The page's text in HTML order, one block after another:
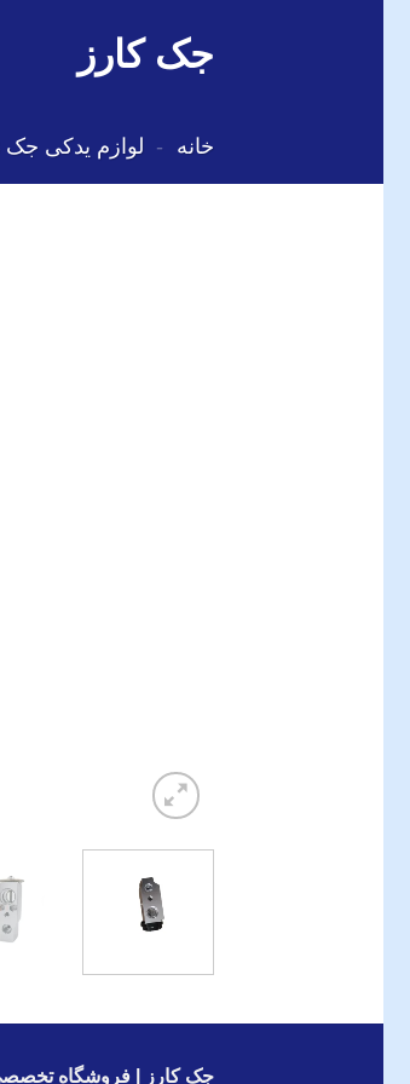
جک کارز
خانه - لوازم یدکی جک J3
جک کارز | فروشگاه